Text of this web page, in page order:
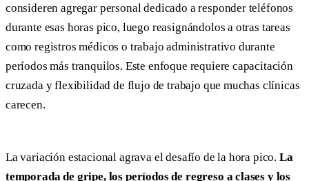
consideren agregar personal dedicado a responder teléfonos
durante esas horas pico, luego reasignándolos a otras tareas
como registros médicos o trabajo administrativo durante
períodos más tranquilos. Este enfoque requiere capacitación
cruzada y flexibilidad de flujo de trabajo que muchas clínicas
carecen.
La variación estacional agrava el desafío de la hora pico. La
temporada de gripe, los períodos de regreso a clases y los